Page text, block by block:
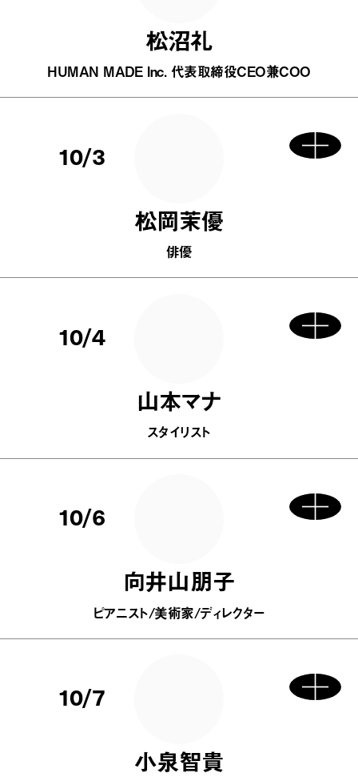
松沼礼
HUMAN MADE Inc. 代表取締役CEO兼COO
10/3
松岡茉優
俳優
10/4
山本マナ
スタイリスト
10/6
向井山朋子
ピアニスト/美術家/ディレクター
10/7
小泉智貴